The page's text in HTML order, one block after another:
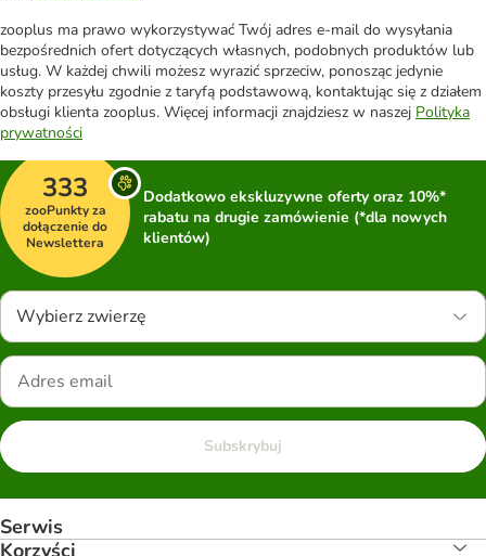
zooplus ma prawo wykorzystywać Twój adres e-mail do wysyłania
bezpośrednich ofert dotyczących własnych, podobnych produktów lub
usług. W każdej chwili możesz wyrazić sprzeciw, ponosząc jedynie
koszty przesyłu zgodnie z taryfą podstawową, kontaktując się z działem
obsługi klienta zooplus. Więcej informacji znajdziesz w naszej Polityka
prywatności
333
zooPunkty za
dołączenie do
Newslettera
Dodatkowo ekskluzywne oferty oraz 10%*
rabatu na drugie zamówienie (*dla nowych
klientów)
Wybierz zwierzę
Subskrybuj
Serwis
Korzyści